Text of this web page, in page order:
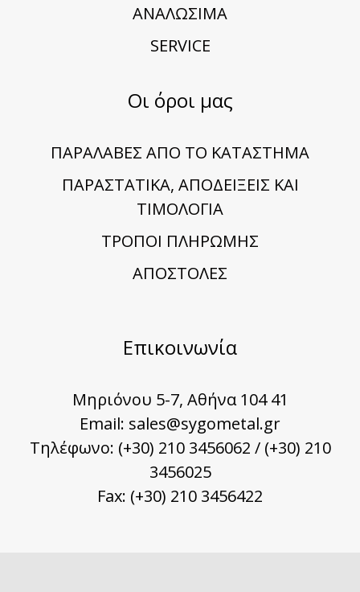
ΑΝΑΛΩΣΙΜΑ
SERVICE
Οι όροι μας
ΠΑΡΑΛΑΒΕΣ ΑΠΟ ΤΟ ΚΑΤΑΣΤΗΜΑ
ΠΑΡΑΣΤΑΤΙΚΑ, ΑΠΟΔΕΙΞΕΙΣ ΚΑΙ
ΤΙΜΟΛΟΓΙΑ
TΡΟΠΟΙ ΠΛΗΡΩΜΗΣ
ΑΠΟΣΤΟΛΕΣ
Επικοινωνία
Μηριόνου 5-7, Αθήνα 104 41
Email: sales@sygometal.gr
Τηλέφωνο: (+30) 210 3456062 / (+30) 210
3456025
Fax: (+30) 210 3456422